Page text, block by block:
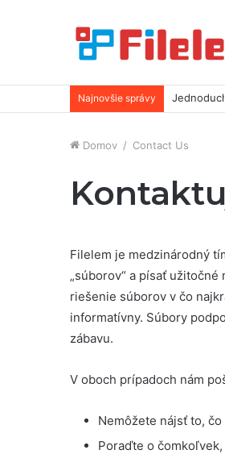
Najnovšie správy
Domov / Contact Us
Filelem je medzinárodný
„súborov“ a písať
riešenie súborov v čo
informatívny. Súbory
zábavu.
V oboch prípadoch nám
Nemôžete nájsť to, čo
Poraďte o